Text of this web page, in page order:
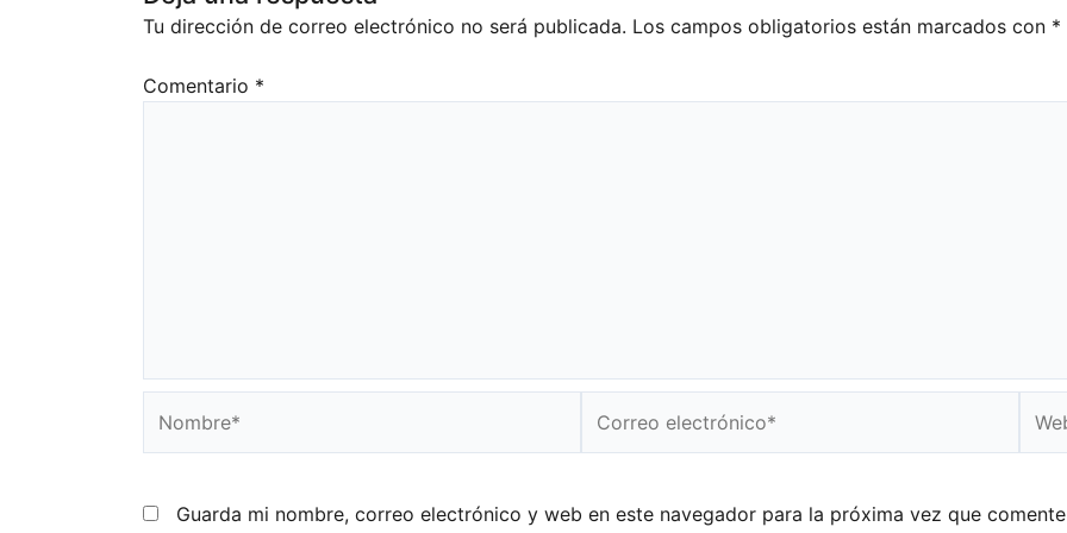
Tu dirección de correo electrónico no será publicada. Los campos obligatorios están marcados con *
Comentario *
electrónico*
Guarda mi nombre, correo electrónico y web en este navegador para la próxima vez que